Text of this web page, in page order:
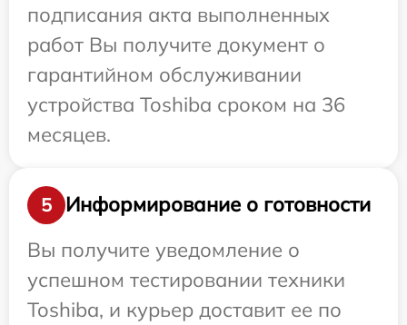
подписания акта выполненных
работ Вы получите документ о
гарантийном обслуживании
устройства Toshiba сроком на 36
месяцев.
5
Информирование о готовности
Вы получите уведомление о
успешном тестировании техники
Toshiba, и курьер доставит ее по